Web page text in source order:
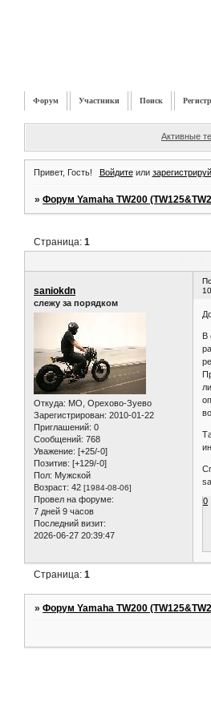
Форум Участники Поиск
Активные
Привет, Гость! Войдитеили
»Форум Yamaha TW200
Страница:1
saniokdn
слежу за порядком
Откуда: МО, Орехово-Зуево
Зарегистрирован: 2010-01-22
Приглашений: 0
Сообщений: 768
Уважение: [+25/-0]
Позитив: [+129/-0]
Пол: Мужской
Возраст: 42 [1984-08-06]
Провел на форуме:
7 дней 9 часов
Последний визит:
2026-06-27 20:39:47
В
0
Страница:1
»Форум Yamaha TW200